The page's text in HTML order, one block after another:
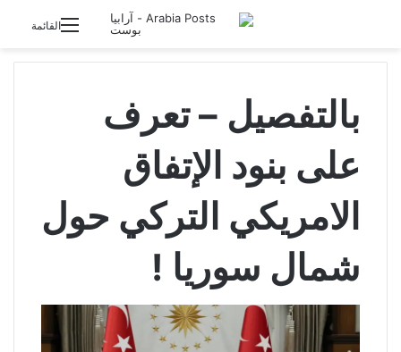
القائمة
تسجيل الدخول
بالتفصيل – تعرف
على بنود الإتفاق
الامريكي التركي حول
شمال سوريا !